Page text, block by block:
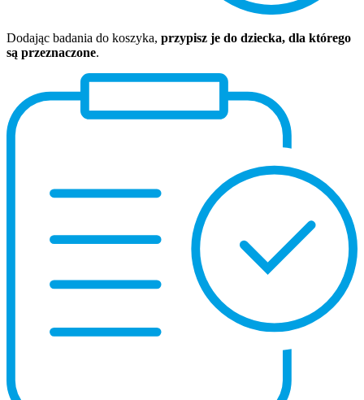
Dodając badania do koszyka, przypisz je do dziecka, dla którego
są przeznaczone.